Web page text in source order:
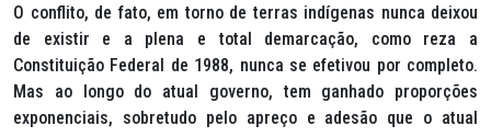
O conflito, de fato, em torno de terras indígenas nunca deixou
de existir e a plena e total demarcação, como reza a
Constituição Federal de 1988, nunca se efetivou por completo.
Mas ao longo do atual governo, tem ganhado proporções
exponenciais, sobretudo pelo apreço e adesão que o atual